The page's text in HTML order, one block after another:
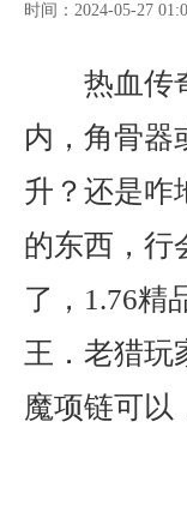
时间：2024-05-27
热血传
内，角骨器
升？还是咋
的东西，行
了，1.76精
王．老猎玩
魔项链可以